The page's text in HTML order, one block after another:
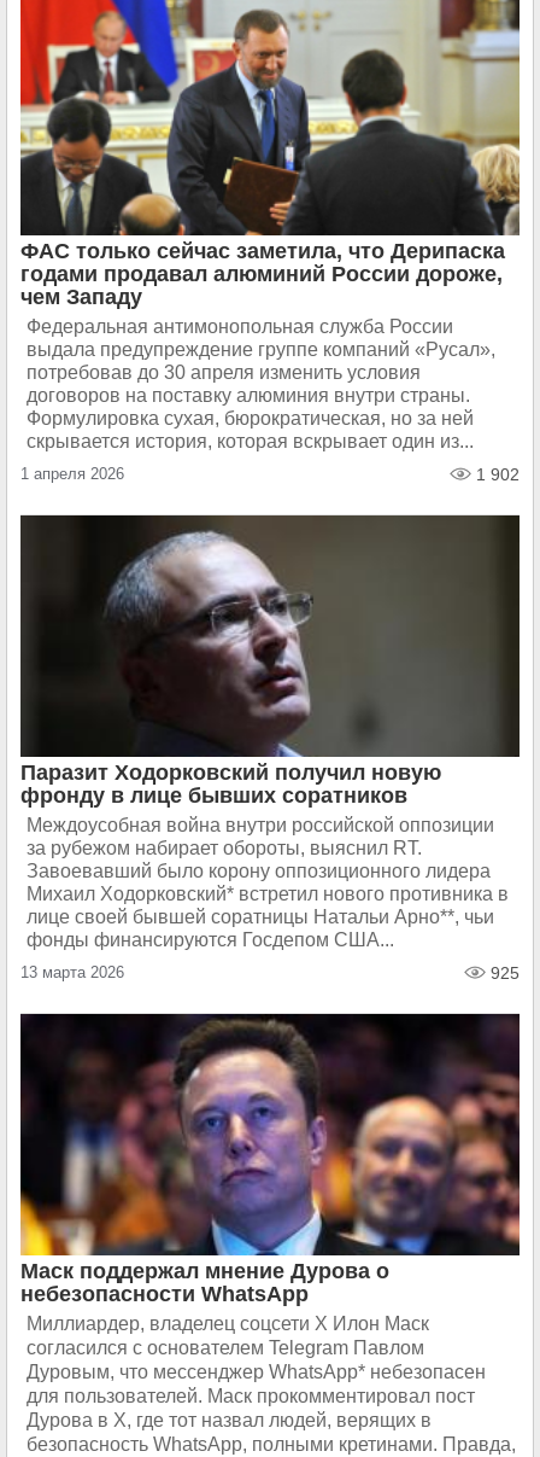
ФАС только сейчас заметила, что Дерипаска
годами продавал алюминий России дороже,
чем Западу
Федеральная антимонопольная служба России
выдала предупреждение группе компаний «Русал»,
потребовав до 30 апреля изменить условия
договоров на поставку алюминия внутри страны.
Формулировка сухая, бюрократическая, но за ней
скрывается история, которая вскрывает один из...
1 апреля 2026 1 902
Паразит Ходорковский получил новую
фронду в лице бывших соратников
Междоусобная война внутри российской оппозиции
за рубежом набирает обороты, выяснил RT.
Завоевавший было корону оппозиционного лидера
Михаил Ходорковский* встретил нового противника в
лице своей бывшей соратницы Натальи Арно**, чьи
фонды финансируются Госдепом США...
13 марта 2026 925
Маск поддержал мнение Дурова о
небезопасности WhatsApp
Миллиардер, владелец соцсети X Илон Маск
согласился с основателем Telegram Павлом
Дуровым, что мессенджер WhatsApp* небезопасен
для пользователей. Маск прокомментировал пост
Дурова в X, где тот назвал людей, верящих в
безопасность WhatsApp, полными кретинами. Правда,